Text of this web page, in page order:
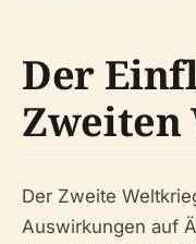
Der
Zweiten
Der Zweite
Auswirkungen auf